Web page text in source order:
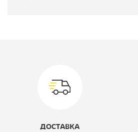
Цвет материала:
ДОСТАВКА